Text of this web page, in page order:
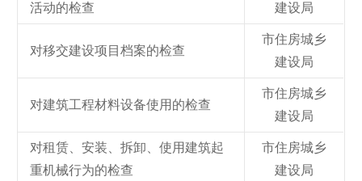
活动的检查
建设局
对移交建设项目档案的检查
市住房城乡
建设局
对建筑工程材料设备使用的检查
市住房城乡
建设局
对租赁、安装、拆卸、使用建筑起
重机械行为的检查
市住房城乡
建设局